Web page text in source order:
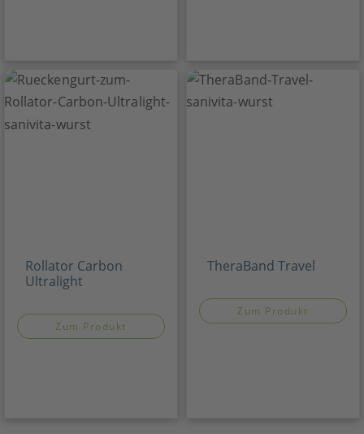
Rollator Carbon
Ultralight
Zum Produkt
TheraBand Travel
Zum Produkt